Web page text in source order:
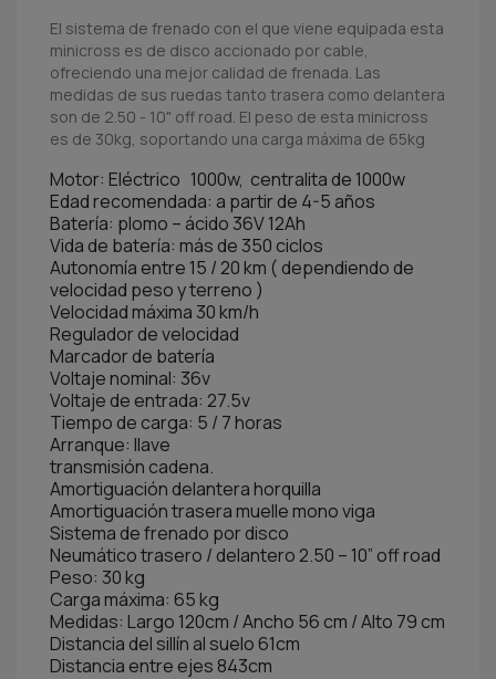
El sistema de frenado con el que viene equipada esta
minicross es de disco accionado por cable,
ofreciendo una mejor calidad de frenada. Las
medidas de sus ruedas tanto trasera como delantera
son de 2.50 - 10" off road. El peso de esta minicross
es de 30kg, soportando una carga máxima de 65kg
Motor: Eléctrico 1000w, centralita de 1000w
Edad recomendada: a partir de 4-5 años
Batería: plomo – ácido 36V 12Ah
Vida de batería: más de 350 ciclos
Autonomía entre 15 / 20 km ( dependiendo de
velocidad peso y terreno )
Velocidad máxima 30 km/h
Regulador de velocidad
Marcador de batería
Voltaje nominal: 36v
Voltaje de entrada: 27.5v
Tiempo de carga: 5 / 7 horas
Arranque: llave
transmisión cadena.
Amortiguación delantera horquilla
Amortiguación trasera muelle mono viga
Sistema de frenado por disco
Neumático trasero / delantero 2.50 – 10” off road
Peso: 30 kg
Carga máxima: 65 kg
Medidas: Largo 120cm / Ancho 56 cm / Alto 79 cm
Distancia del sillín al suelo 61cm
Distancia entre ejes 843cm